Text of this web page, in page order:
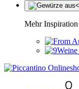
Mehr Inspiration